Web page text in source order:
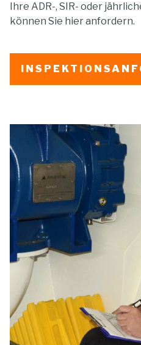
Ihre ADR-, SIR- oder
können Sie hier anfordern.